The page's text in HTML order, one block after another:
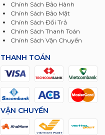
Chính Sách Bảo Hành
Chính Sách Bảo Mật
Chính Sách Đổi Trả
Chính Sách Thanh Toán
Chính Sách Vận Chuyển
THANH TOÁN
VẬN CHUYỂN